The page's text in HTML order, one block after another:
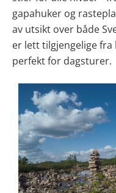
gapahuker og
av utsikt over både
er lett tilgjengelige fra
perfekt for dagsturer.